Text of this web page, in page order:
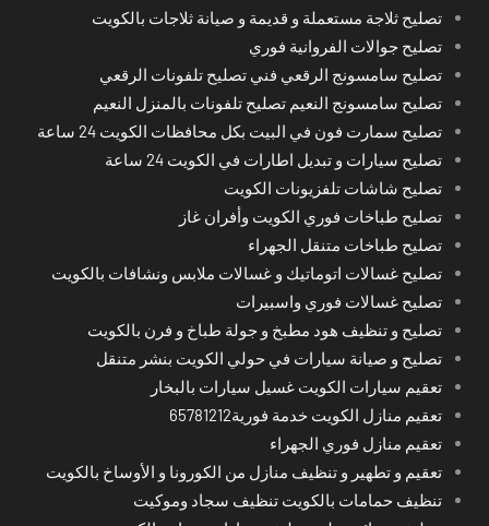
تصليح ثلاجة مستعملة و قديمة و صيانة ثلاجات بالكويت
تصليح جوالات الفروانية فوري
تصليح سامسونج الرقعي فني تصليح تلفونات الرقعي
تصليح سامسونج النعيم تصليح تلفونات بالمنزل النعيم
تصليح سمارت فون في البيت بكل محافظات الكويت 24 ساعة
تصليح سيارات و تبديل اطارات في الكويت 24 ساعة
تصليح شاشات تلفزيونات الكويت
تصليح طباخات فوري الكويت وأفران غاز
تصليح طباخات متنقل الجهراء
تصليح غسالات اتوماتيك و غسالات ملابس ونشافات بالكويت
تصليح غسالات فوري واسبيرات
تصليح و تنظيف هود مطبخ و جولة طباخ و فرن بالكويت
تصليح و صيانة سيارات في حولي الكويت بنشر متنقل
تعقيم سيارات الكويت غسيل سيارات بالبخار
تعقيم منازل الكويت خدمة فورية65781212
تعقيم منازل فوري الجهراء
تعقيم و تطهير و تنظيف منازل من الكورونا و الأوساخ بالكويت
تنظيف حمامات بالكويت تنظيف سجاد وموكيت